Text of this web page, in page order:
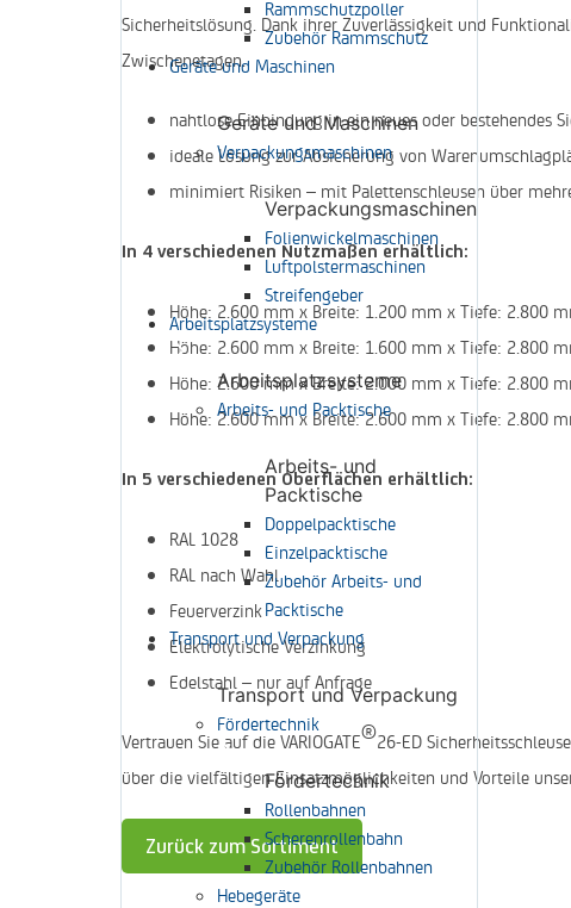
Rammschutzpoller
Zubehör Rammschutz
Geräte und Maschinen
Geräte und Maschinen
Verpackungsmaschinen
Verpackungsmaschinen
Folienwickelmaschinen
Luftpolstermaschinen
Streifengeber
Arbeitsplatzsysteme
Arbeitsplatzsysteme
Arbeits- und Packtische
Arbeits- und
Packtische
Doppelpacktische
Einzelpacktische
Zubehör Arbeits- und
Packtische
Transport und Verpackung
Transport und Verpackung
Fördertechnik
Fördertechnik
Rollenbahnen
Scherenrollenbahn
Zubehör Rollenbahnen
Hebegeräte
Sicherheitslösung. Dank ihrer Zuverlässigkeit und
Zwischenetagen.
nahtlose Einbindung in ein neues oder bestehendes
ideale Lösung zur Absicherung von
minimiert Risiken – mit Palettenschleusen über
In 4 verschiedenen Nutzmaßen erhältlich:
Höhe: 2.600 mm x Breite: 1.200 mm x Tiefe: 2.800
Höhe: 2.600 mm x Breite: 1.600 mm x Tiefe: 2.800
Höhe: 2.600 mm x Breite: 2.000 mm x Tiefe: 2.800
Höhe: 2.600 mm x Breite: 2.600 mm x Tiefe: 2.800
In 5 verschiedenen Oberflächen erhältlich:
RAL 1028
RAL nach Wahl
Feuerverzink
Elektrolytische Verzinkung
Edelstahl – nur auf Anfrage
Vertrauen Sie auf die VARIOGATE®26-ED
über die vielfältigen Einsatzmöglichkeiten und Vorteile
Zurück zum Sortiment